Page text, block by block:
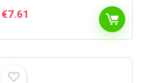
€7.61